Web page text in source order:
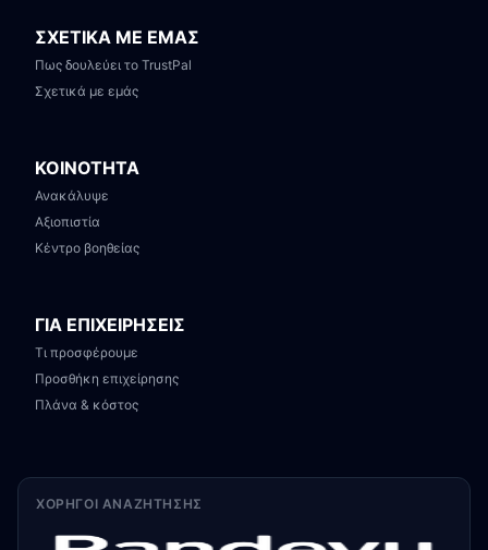
ΣΧΕΤΙΚΑ ΜΕ ΕΜΑΣ
Πως δουλεύει το TrustPal
Σχετικά με εμάς
ΚΟΙΝΟΤΗΤΑ
Ανακάλυψε
Αξιοπιστία
Κέντρο βοηθείας
ΓΙΑ ΕΠΙΧΕΙΡΗΣΕΙΣ
Τι προσφέρουμε
Προσθήκη επιχείρησης
Πλάνα & κόστος
ΧΟΡΗΓΟΊ ΑΝΑΖΉΤΗΣΗΣ